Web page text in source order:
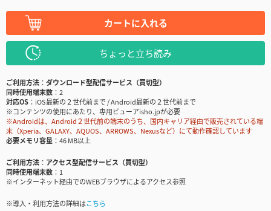
カートに入れる
ちょっと立ち読み
ご利用方法
ダウンロード型配信サービス（買切型）
同時使用端末数
2
対応OS
iOS最新の２世代前まで / Android最新の２世代前まで
※コンテンツの使用にあたり、専用ビューアisho.jpが必要
※Androidは、Android２世代前の端末のうち、国内キャリア経由で販売されている端
末（Xperia、GALAXY、AQUOS、ARROWS、Nexusなど）にて動作確認しています
必要メモリ容量
46 MB以上
ご利用方法
アクセス型配信サービス（買切型）
同時使用端末数
1
※インターネット経由でのWEBブラウザによるアクセス参照
※導入・利用方法の詳細はこちら